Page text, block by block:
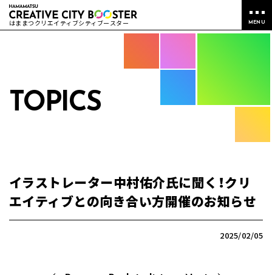
はままつクリエイティブシティブースター MENU
TOPICS
イラストレーター中村佑介氏に聞く！クリ
エイティブとの向き合い方開催のお知らせ
2025/02/05